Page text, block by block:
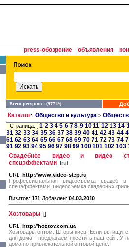
press-обозрение объявления
Всего ресурсов : (97719)
Каталог: Общество и культура >
Страница: [1 2 3 4 5 6 7 8 9 10 11 12 13 14
31 32 33 34 35 36 37 38 39 40 41 42 43 44
61 62 63 64 65 66 67 68 69 70 71 72 73 74
91 92 93 94 95 96 97 98 99 100 101 102 103
Свадебное видео и видео
спецэффектами [ru]
URL: http://www.video-step.ru
Профессиональная видеосъемка
спецэффектами. Видеосъемка свадебных
Визитов: 171 Добавлен: 04.03.2010
Хозтовары []
URL: http://hoztov.com.ua
Хозтовары оптом. Шторы киев. Если вы ищите
для дома – предлагаем посетить наш сайт. У
дома по привлекательной оптовой цене.